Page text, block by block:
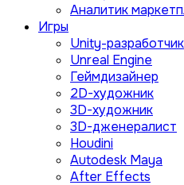
Аналитик
Игры
Unity-разработчик
Unreal Engine
Геймдизайнер
2D-художник
3D-художник
3D-дженералист
Houdini
Autodesk Maya
After Effects